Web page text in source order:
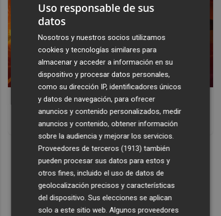
Corepunk MMORPG
Un verdadero MMORPG de la vieja escuela ¡Cómo los de
antes, pero mejor!
DISCOVER WITH
Uso responsable de sus
datos
Nosotros y nuestros socios utilizamos
cookies y tecnologías similares para
almacenar y acceder a información en su
dispositivo y procesar datos personales,
como su dirección IP, identificadores únicos
y datos de navegación, para ofrecer
anuncios y contenido personalizados, medir
anuncios y contenido, obtener información
sobre la audiencia y mejorar los servicios.
Proveedores de terceros (1913) también
pueden procesar sus datos para estos y
otros fines, incluido el uso de datos de
geolocalización precisos y características
del dispositivo. Sus elecciones se aplican
solo a este sitio web. Algunos proveedores